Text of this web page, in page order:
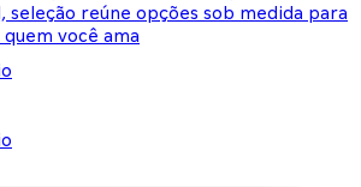
seleção reúne opções sob medida para
você ama